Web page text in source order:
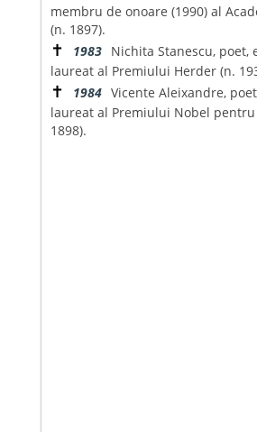
membru de onoare (1990) al
(n. 1897).
✝ 1983 Nichita Stanescu, poet,
laureat al Premiului Herder (n.
✝ 1984 Vicente Aleixandre,
laureat al Premiului Nobel
1898).